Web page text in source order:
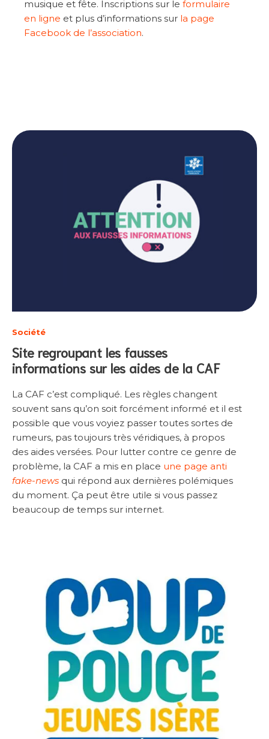
musique et fête. Inscriptions sur le formulaire
en ligne et plus d’informations sur la page
Facebook de l’association.
Société
Site regroupant les fausses
informations sur les aides de la CAF
La CAF c’est compliqué. Les règles changent
souvent sans qu’on soit forcément informé et il est
possible que vous voyiez passer toutes sortes de
rumeurs, pas toujours très véridiques, à propos
des aides versées. Pour lutter contre ce genre de
problème, la CAF a mis en place une page anti
fake-news qui répond aux dernières polémiques
du moment. Ça peut être utile si vous passez
beaucoup de temps sur internet.